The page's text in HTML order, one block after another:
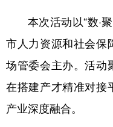
本次活动以“数·
市人力资源和社会保
场管委会主办。活动
在搭建产才精准对接
产业深度融合。